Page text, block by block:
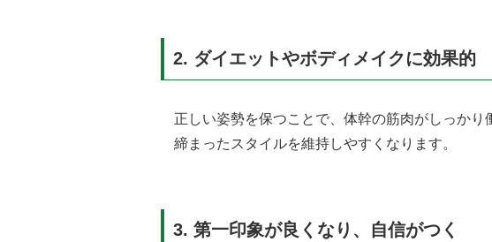
2. ダイエットやボディメイクに効果的
正しい姿勢を保つことで、体幹の筋肉がしっか
締まったスタイルを維持しやすくなります。
3. 第一印象が良くなり、自信がつく